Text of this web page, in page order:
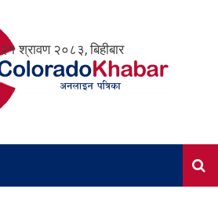
२१ श्रावण २०८३, बिहीबार